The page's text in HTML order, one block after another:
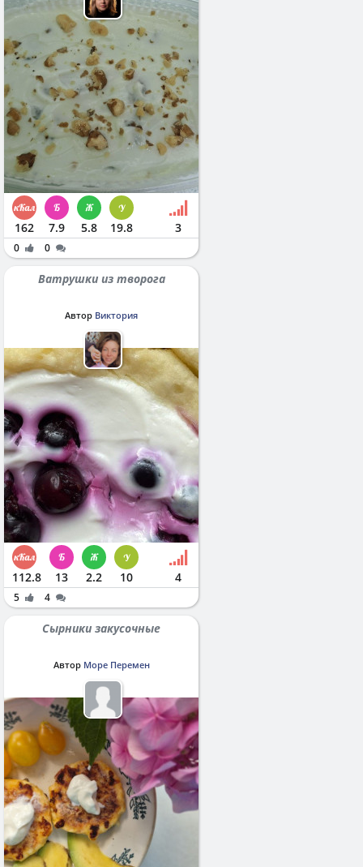
162 7.9 5.8 19.8 3
0 0
Ватрушки из творога
Автор Виктория
112.8 13 2.2 10 4
5 4
Сырники закусочные
Автор Море Перемен